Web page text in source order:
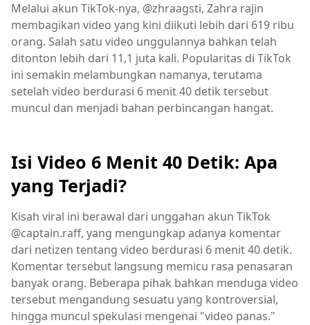
Melalui akun TikTok-nya, @zhraagsti, Zahra rajin
membagikan video yang kini diikuti lebih dari 619 ribu
orang. Salah satu video unggulannya bahkan telah
ditonton lebih dari 11,1 juta kali. Popularitas di TikTok
ini semakin melambungkan namanya, terutama
setelah video berdurasi 6 menit 40 detik tersebut
muncul dan menjadi bahan perbincangan hangat.
Isi Video 6 Menit 40 Detik: Apa
yang Terjadi?
Kisah viral ini berawal dari unggahan akun TikTok
@captain.raff, yang mengungkap adanya komentar
dari netizen tentang video berdurasi 6 menit 40 detik.
Komentar tersebut langsung memicu rasa penasaran
banyak orang. Beberapa pihak bahkan menduga video
tersebut mengandung sesuatu yang kontroversial,
hingga muncul spekulasi mengenai "video panas."